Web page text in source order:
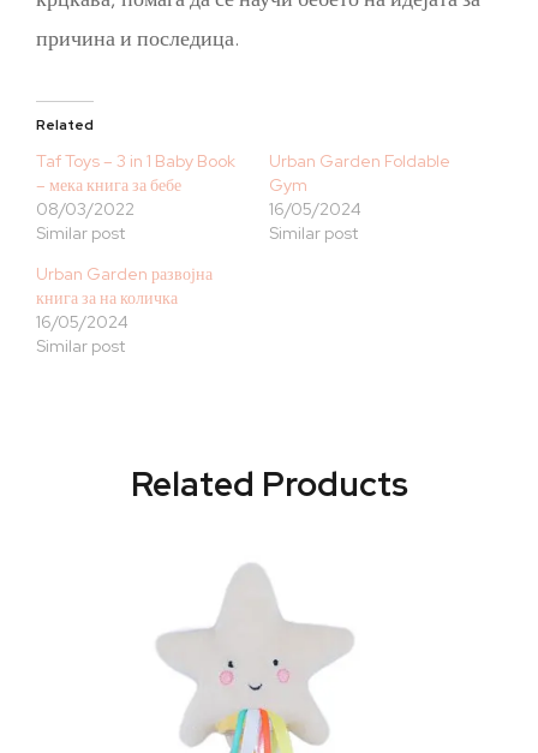
причина и последица.
Related
Taf Toys – 3 in 1 Baby Book
– мека книга за бебе
08/03/2022
Similar post
Urban Garden Foldable
Gym
16/05/2024
Similar post
Urban Garden развојна
книга за на количка
16/05/2024
Similar post
Related Products